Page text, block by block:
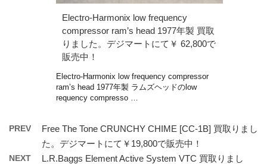
Electro-Harmonix low frequency
compressor ram’s head 1977年製 買取
りました。デジマートにて￥ 62,800で
販売中！
Electro-Harmonix low frequency compressor
ram’s head 1977年製 ラムズヘッドのlow
requency compresso …
PREV
Free The Tone CRUNCHY CHIME [CC-1B] 買取りまし
た。デジマートにて￥19,800で販売中！
NEXT
L.R.Baggs Element Active System VTC 買取りまし